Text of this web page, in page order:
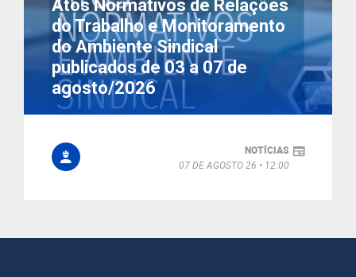
Atos Normativos de Relações
do Trabalho e Monitoramento
do Ambiente Sindical
publicados de 03 a 07 de
agosto/2026
NOTÍCIAS
07 DE AGOSTO 26
12:00